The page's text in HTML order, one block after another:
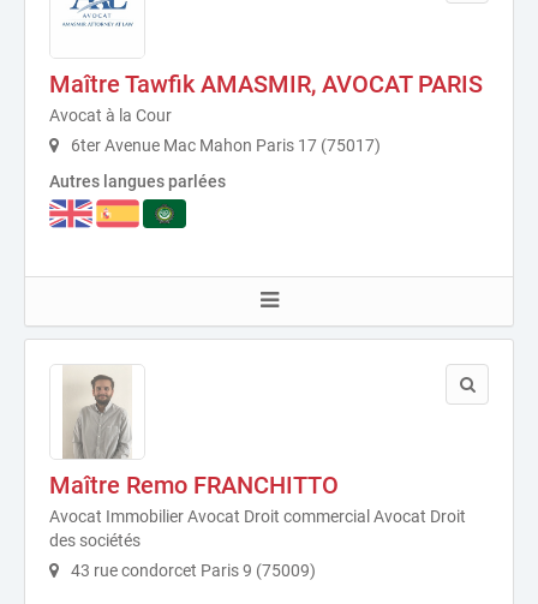
Maître Tawfik AMASMIR, AVOCAT PARIS
Avocat à la Cour
6ter Avenue Mac Mahon Paris 17 (75017)
Autres langues parlées
Maître Remo FRANCHITTO
Avocat Immobilier Avocat Droit commercial Avocat Droit
des sociétés
43 rue condorcet Paris 9 (75009)